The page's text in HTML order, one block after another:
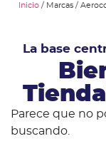
Inicio / Marcas /
La base
Parece que no
buscando.